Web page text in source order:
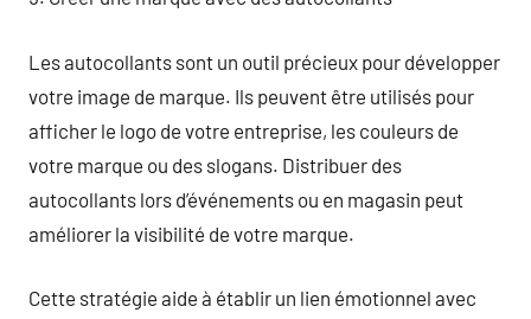
Les autocollants sont un outil précieux pour développer
votre image de marque. Ils peuvent être utilisés pour
afficher le logo de votre entreprise, les couleurs de
votre marque ou des slogans. Distribuer des
autocollants lors d’événements ou en magasin peut
améliorer la visibilité de votre marque.
Cette stratégie aide à établir un lien émotionnel avec